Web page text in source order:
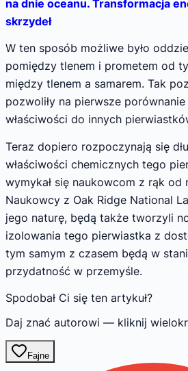
na dnie oceanu. Transformacja
skrzydeł
W ten sposób możliwe było
pomiędzy tlenem i prometem od
między tlenem a samarem. Tak
pozwoliły na pierwsze
właściwości do innych
Teraz dopiero rozpoczynają się
właściwości chemicznych tego
wymykał się naukowcom z rąk od
Naukowcy z Oak Ridge National
jego naturę, będą także tworzyli
izolowania tego pierwiastka z
tym samym z czasem będą w
przydatność w przemyśle.
Spodobał Ci się ten artykuł?
Daj znać autorowi — kliknij
Fajne